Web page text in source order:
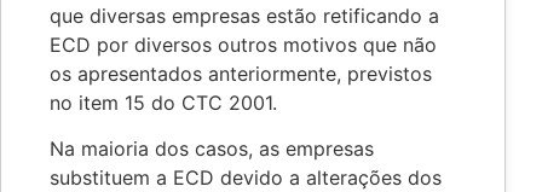
que diversas empresas estão retificando a
ECD por diversos outros motivos que não
os apresentados anteriormente, previstos
no item 15 do CTC 2001.
Na maioria dos casos, as empresas
substituem a ECD devido a alterações dos